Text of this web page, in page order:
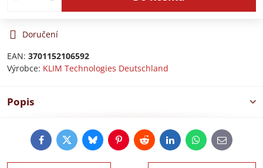
Doručení
EAN: 3701152106592
Výrobce: KLIM Technologies Deutschland
Popis
FacebookTwitterBlueskyPinterestRedditLinkedInWhatsApp
E-
mail